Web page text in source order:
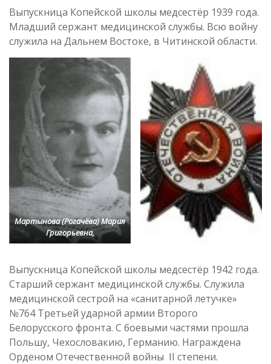
Выпускница Копейской школы медсестёр 1939 года.
Младший сержант медицинской службы. Всю войну
служила на Дальнем Востоке, в Читинской области.
Мартынова (Рогачёва) Мария
Григорьевна,
Выпускница Копейской школы медсестёр 1942 года.
Старший сержант медицинской службы. Служила
медицинской сестрой на «санитарной летучке»
№764 Третьей ударной армии Второго
Белорусского фронта. С боевыми частями прошла
Польшу, Чехословакию, Германию. Награждена
Орденом Отечественной войны II степени.